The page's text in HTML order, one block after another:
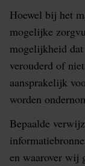
Hoewel bij het
mogelijke
mogelijkheid
verouderd of
aansprakelijk
worden
Bepaalde
en waarover wij